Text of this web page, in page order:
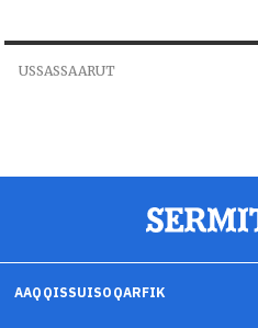
USSASSAARUT
AAQQISSUISOQARFIK